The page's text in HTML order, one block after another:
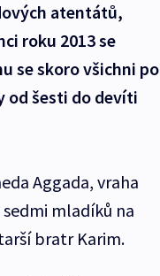
atentátů,
roku 2013 se
se skoro všichni po
od šesti do devíti
Aggada, vraha
mladíků na
bratr Karim.